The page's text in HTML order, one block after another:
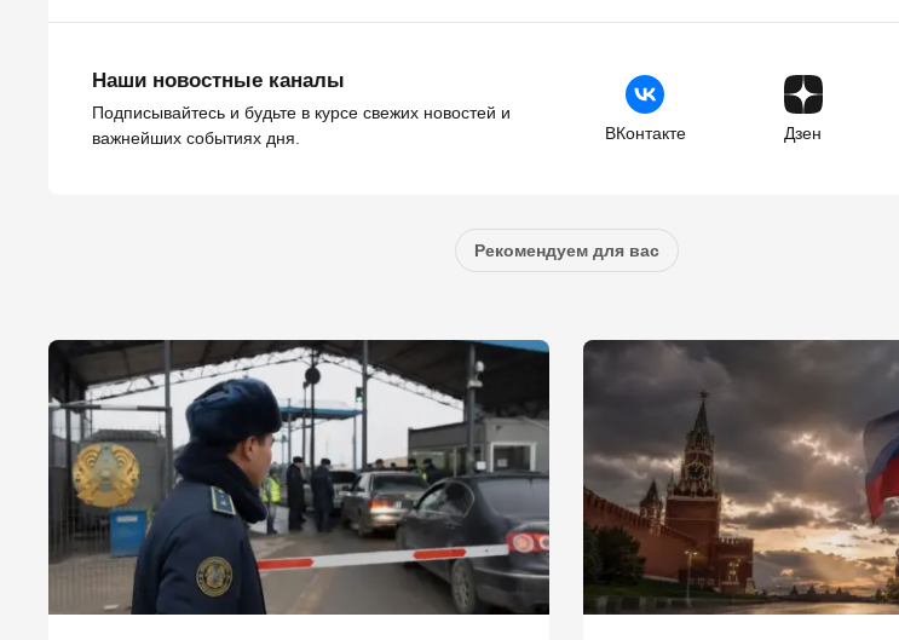
Наши новостные каналы
Подписывайтесь и будьте в курсе свежих новостей и
важнейших событиях дня.
ВКонтакте Дзен
Рекомендуем для вас